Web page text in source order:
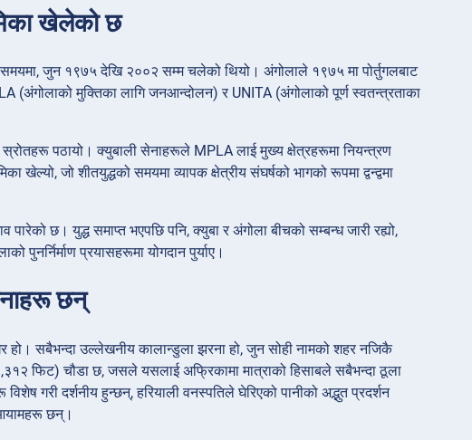
खेलेको छ
समयमा, जुन १९७५ देखि २००२ सम्म चलेको थियो। अंगोलाले १९७५ मा पोर्तुगलबाट
(अंगोलाको मुक्तिका लागि जनआन्दोलन) र UNITA (अंगोलाको पूर्ण स्वतन्त्रताका
पठायो। क्युबाली सेनाहरूले MPLA लाई मुख्य क्षेत्रहरूमा नियन्त्रण
खेल्यो, जो शीतयुद्धको समयमा व्यापक क्षेत्रीय संघर्षको भागको रूपमा द्वन्द्वमा
पारेको छ। युद्ध समाप्त भएपछि पनि, क्युबा र अंगोला बीचको सम्बन्ध जारी रह्यो,
पुनर्निर्माण प्रयासहरूमा योगदान पुर्याए।
छन्
सबैभन्दा उल्लेखनीय कालान्डुला झरना हो, जुन सोही नामको शहर नजिकै
फिट) चौडा छ, जसले यसलाई अफ्रिकामा मात्राको हिसाबले सबैभन्दा ठूला
गरी दर्शनीय हुन्छन्, हरियाली वनस्पतिले घेरिएको पानीको अद्भुत प्रदर्शन
छन्।